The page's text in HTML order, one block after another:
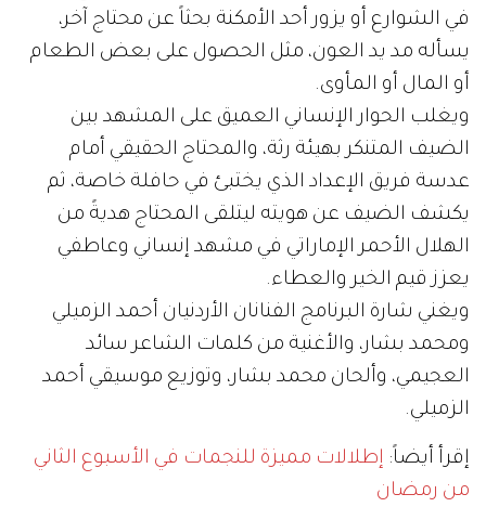
في الشوارع أو يزور أحد الأمكنة بحثاً عن محتاج آخر،
يسأله مد يد العون، مثل الحصول على بعض الطعام
أو المال أو المأوى.
ويغلب الحوار الإنساني العميق على المشهد بين
الضيف المتنكر بهيئة رثة، والمحتاج الحقيقي أمام
عدسة فريق الإعداد الذي يختبئ في حافلة خاصة، ثم
يكشف الضيف عن هويته ليتلقى المحتاج هديةً من
الهلال الأحمر الإماراتي في مشهد إنساني وعاطفي
يعزز قيم الخير والعطاء.
ويغني شارة البرنامج الفنانان الأردنيان أحمد الزميلي
ومحمد بشار، والأغنية من كلمات الشاعر سائد
العجيمي، وألحان محمد بشار، وتوزيع موسيقي أحمد
الزميلي.
إقرأ أيضاً: إطلالات مميزة للنجمات في الأسبوع الثاني
من رمضان